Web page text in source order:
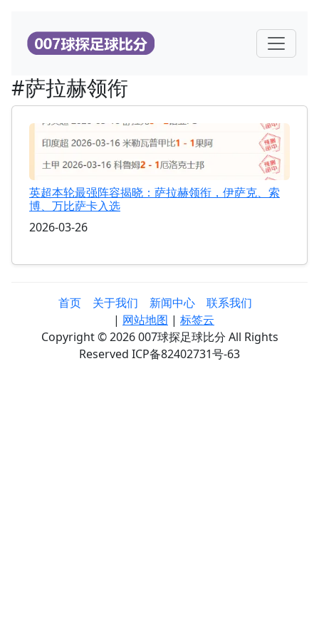
#萨拉赫领衔
英超本轮最强阵容揭晓：萨拉赫领衔，伊萨克、索
博、万比萨卡入选
2026-03-26
首页 关于我们 新闻中心
联系我们
| 网站地图 | 标签云
Copyright © 2026 007球探足球比分 All Rights
Reserved ICP备82402731号-63